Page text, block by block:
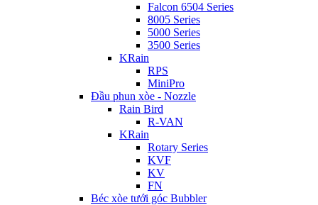
Falcon 6504 Series
8005 Series
5000 Series
3500 Series
KRain
RPS
MiniPro
Đầu phun xòe - Nozzle
Rain Bird
R-VAN
KRain
Rotary Series
KVF
KV
FN
Béc xòe tưới góc Bubbler